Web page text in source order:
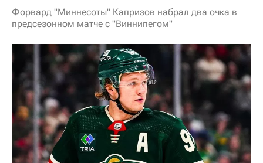
Форвард "Миннесоты" Капризов набрал два очка в
предсезонном матче с "Виннипегом"